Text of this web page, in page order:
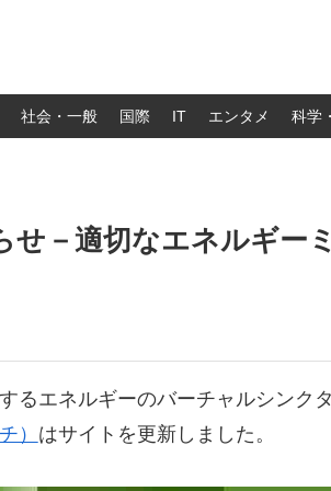
社会・一般 国際 IT エンタメ 科学
せ－適切なエネルギー
るエネルギーのバーチャルシンク
） はサイトを更新しました。